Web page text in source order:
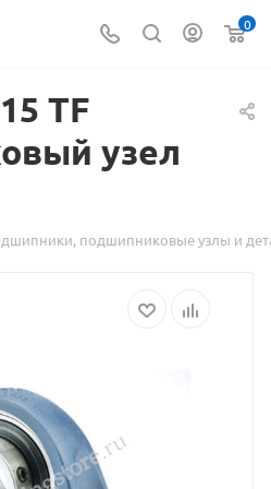
0
Материал
о
202
TF
TF
узел
подшипниковые узлы и